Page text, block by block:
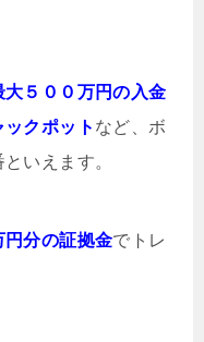
５００万円の入金
クポット など、ボ
いえます。
円分の証拠金でトレ